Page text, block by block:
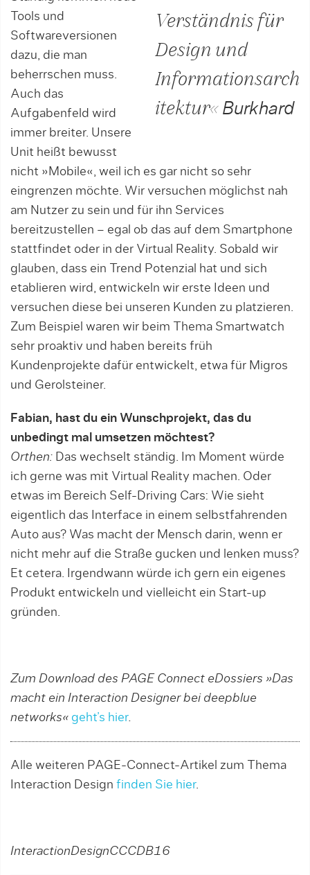
Verständnis für
Design und
Informationsarch
itektur« Burkhard
Tools und
Softwareversionen
dazu, die man
beherrschen muss.
Auch das
Aufgabenfeld wird
immer breiter. Unsere
Unit heißt bewusst
nicht »Mobile«, weil ich es gar nicht so sehr
eingrenzen möchte. Wir versuchen möglichst nah
am Nutzer zu sein und für ihn Services
bereitzustellen – egal ob das auf dem Smartphone
stattfindet oder in der Virtual Reality. Sobald wir
glauben, dass ein Trend Potenzial hat und sich
etablieren wird, entwickeln wir erste Ideen und
versuchen diese bei unseren Kunden zu platzieren.
Zum Beispiel waren wir beim Thema Smartwatch
sehr proaktiv und haben bereits früh
Kundenprojekte dafür ent­wickelt, etwa für Migros
und Gerolsteiner.
Fabian, hast du ein Wunschprojekt, das du
unbedingt mal umsetzen möchtest?
Orthen: Das wechselt ständig. Im Moment würde
ich gerne was mit Virtual Reality ma­chen. Oder
etwas im Bereich Self-Driving Cars: Wie sieht
eigentlich das Interface in einem selbstfahrenden
Auto aus? Was macht der Mensch darin, wenn er
nicht mehr auf die Straße gucken und lenken muss?
Et cetera. Irgendwann würde ich gern ein eigenes
Produkt entwickeln und vielleicht ein Start-up
gründen.
Zum Download des PAGE Connect eDossiers »Das
macht ein Interaction Designer bei deepblue
networks« geht’s hier.
Alle weiteren PAGE-Connect-Artikel zum Thema
Interaction Design finden Sie hier.
InteractionDesignCCCDB16